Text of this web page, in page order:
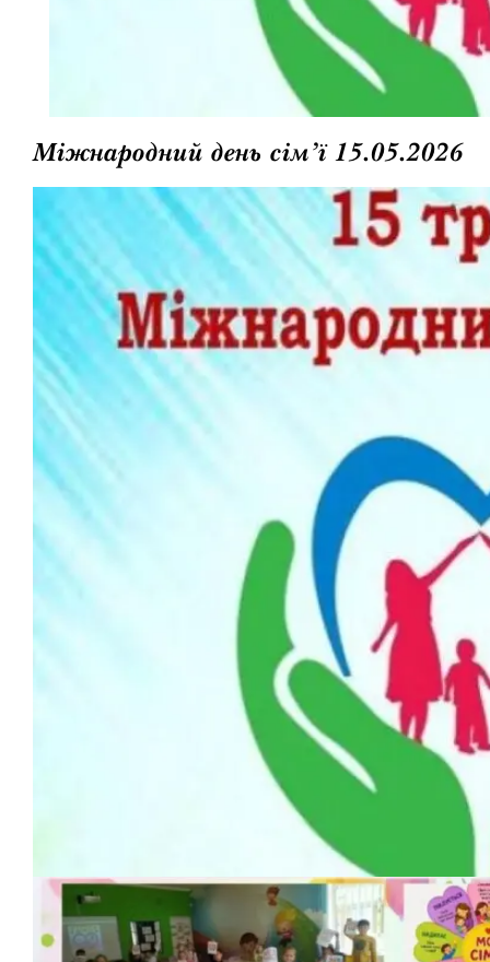
Міжнародний день сім’ї 15.05.2026